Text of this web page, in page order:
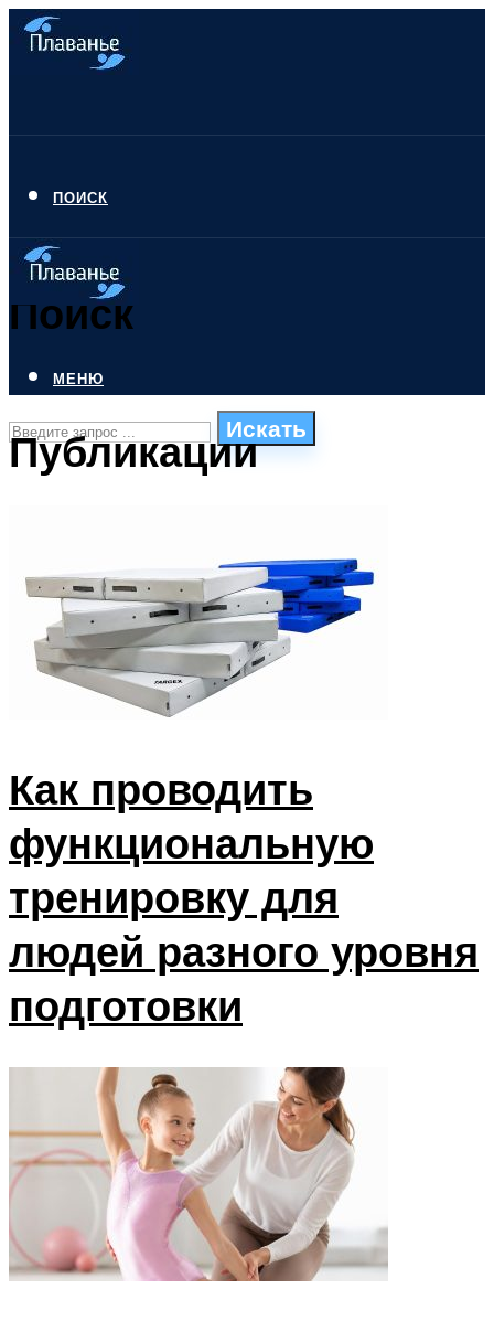
ПОИСК
Поиск
Искать
БАССЕЙН ДЛЯ ДОМА
ОЧИСТКА БАССЕЙНОВ
МЕНЮ
МЕНЮ
Публикации
Как проводить
функциональную
тренировку для
людей разного уровня
подготовки